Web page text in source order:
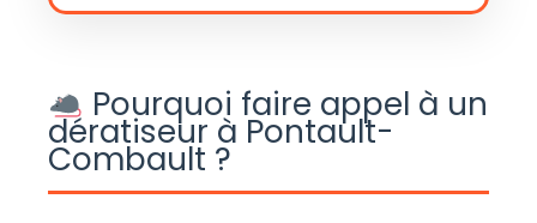
Pourquoi faire appel à un
dératiseur à Pontault-
Combault ?